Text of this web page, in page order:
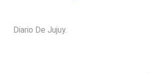
Jujuy Ahora!
Diario De Jujuy.